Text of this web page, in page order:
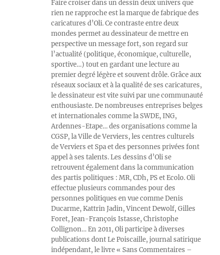
Faire croiser dans un dessin deux univers que
rien ne rapproche est la marque de fabrique des
caricatures d’Oli. Ce contraste entre deux
mondes permet au dessinateur de mettre en
perspective un message fort, son regard sur
l’actualité (politique, économique, culturelle,
sportive…) tout en gardant une lecture au
premier degré légère et souvent drôle. Grâce aux
réseaux sociaux et à la qualité de ses caricatures,
le dessinateur est vite suivi par une communauté
enthousiaste. De nombreuses entreprises belges
et internationales comme la SWDE, ING,
Ardennes-Etape… des organisations comme la
CGSP, la Ville de Verviers, les centres culturels
de Verviers et Spa et des personnes privées font
appel à ses talents. Les dessins d’Oli se
retrouvent également dans la communication
des partis politiques : MR, CDh, PS et Ecolo. Oli
effectue plusieurs commandes pour des
personnes politiques en vue comme Denis
Ducarme, Kattrin Jadin, Vincent Dewolf, Gilles
Foret, Jean-François Istasse, Christophe
Collignon… En 2011, Oli participe à diverses
publications dont Le Poiscaille, journal satirique
indépendant, le livre « Sans Commentaires –